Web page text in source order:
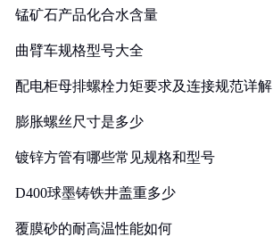
锰矿石产品化合水含量
曲臂车规格型号大全
配电柜母排螺栓力矩要求及连接规范详解
膨胀螺丝尺寸是多少
镀锌方管有哪些常见规格和型号
D400球墨铸铁井盖重多少
覆膜砂的耐高温性能如何